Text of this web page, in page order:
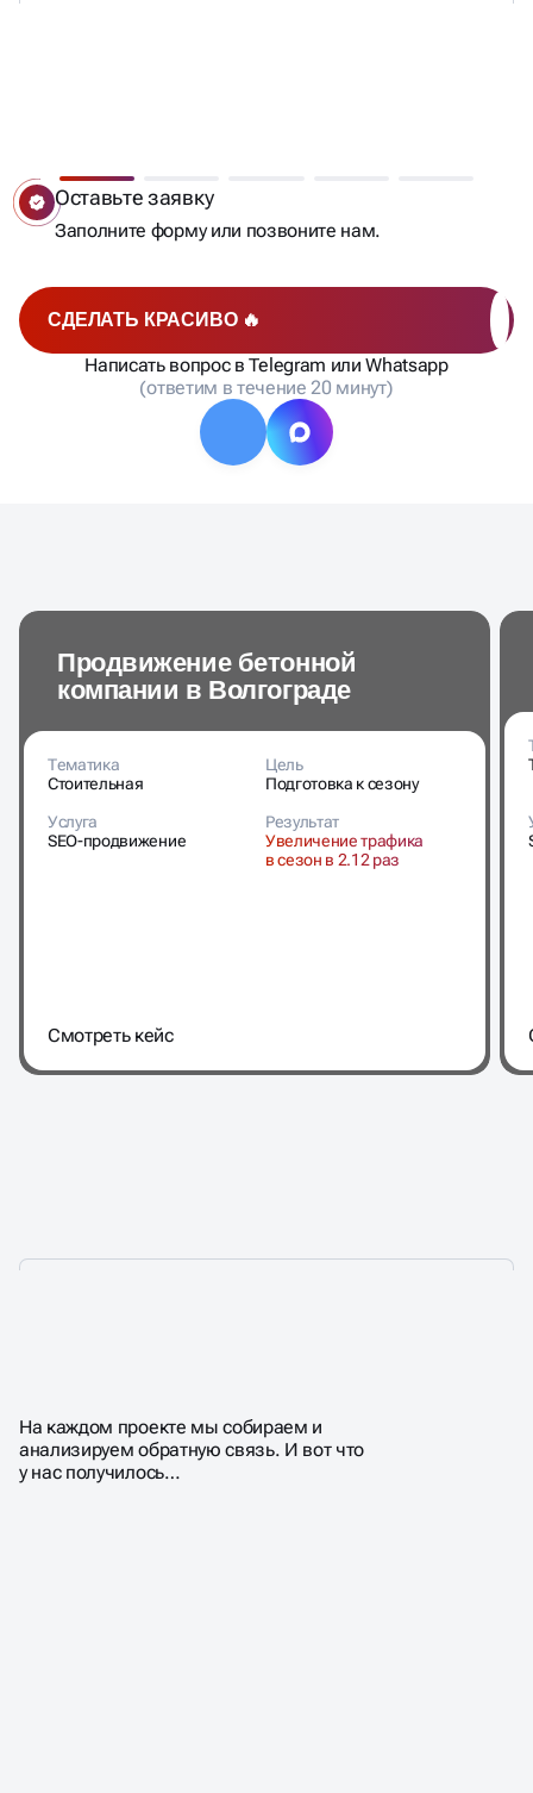
СДЕЛАТЬ КРАСИВО 🔥
Написать вопрос в Telegram или Whatsapp
(ответим в течение 20 минут)
Оставьте заявку
Заполните форму или позвоните нам.
Продвижение бетонной
компании в Волгограде
Тематика
Стоительная
Цель
Подготовка к сезону
Услуга
SEO-продвижение
Результат
Увеличение трафика
в сезон в 2.12 раз
Cмотреть кейс
ВЫБИРАЮТ НАС?
На каждом проекте мы собираем и
анализируем обратную связь. И вот что
у нас получилось…